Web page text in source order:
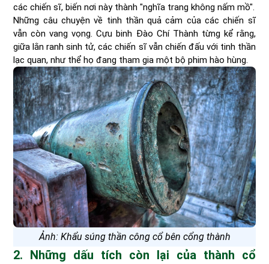
các chiến sĩ, biến nơi này thành "nghĩa trang không nấm mồ".
Những câu chuyện về tinh thần quả cảm của các chiến sĩ
vẫn còn vang vọng. Cựu binh Đào Chí Thành từng kể rằng,
giữa lằn ranh sinh tử, các chiến sĩ vẫn chiến đấu với tinh thần
lạc quan, như thể họ đang tham gia một bộ phim hào hùng.
Ảnh: Khẩu súng thần công cổ bên cổng thành
2. Những dấu tích còn lại của thành cổ